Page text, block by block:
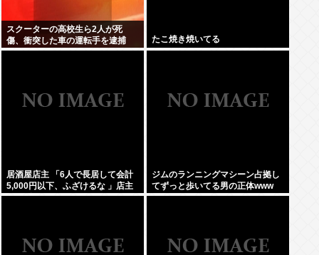
スクーターの高校生ら2人が死
傷、衝突した車の運転手を逮捕
たこ焼き焼いてる
居酒屋店主 「6人で長居して会計
5,000円以下、ふざけるな 」店主
ぶちギレでネットに晒されるwww
ジムのランニングマシーン占拠し
てずっと歩いてる男の正体www